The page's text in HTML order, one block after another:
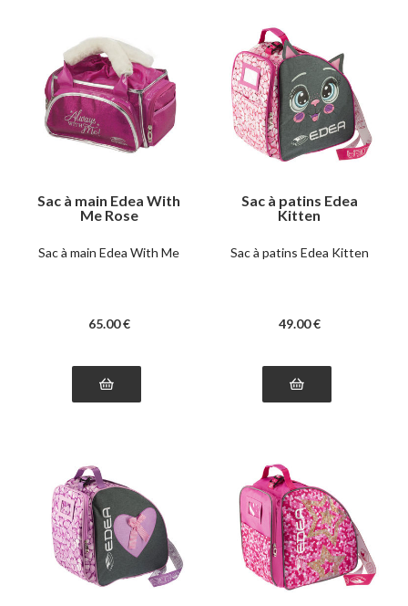
Sac à main Edea With
Me Rose
Sac à main Edea With Me
65.00 €
Sac à patins Edea
Kitten
Sac à patins Edea Kitten
49.00 €